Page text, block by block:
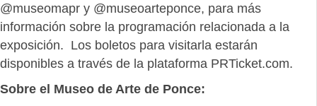
@museomapr y @museoarteponce, para más
información sobre la programación relacionada a la
exposición. Los boletos para visitarla estarán
disponibles a través de la plataforma PRTicket.com.
Sobre el Museo de Arte de Ponce: